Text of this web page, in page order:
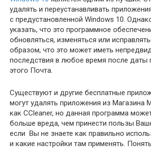
удалять и переустанавливать
с предустановленной Windows 10.
указать, что это программное
обновляться, изменяться или
образом, что это может иметь
последствия в любое время после даты
этого Почта.
Существуют и другие бесплатные
могут удалять приложения из Магазина
как CCleaner, но данная программа
больше вреда, чем принести пользы
если Вы не знаете как правильно
и какие настройки там применять.